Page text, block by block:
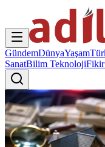
GündemDünyaYaşam
SanatBilim TeknolojiFikir